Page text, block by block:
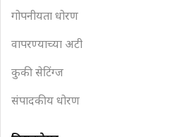
गोपनीयता धोरण
वापरण्याच्या अटी
कुकी सेटिंग्ज
संपादकीय धोरण